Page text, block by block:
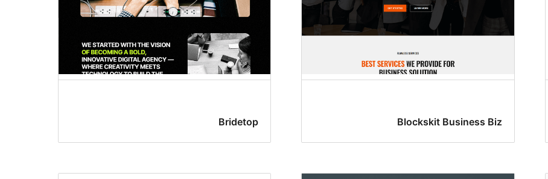
Blockskit Business Biz
Bridetop